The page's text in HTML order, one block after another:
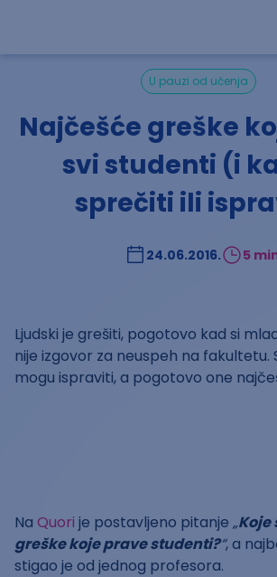
U pauzi od učenja
Najčešće greške
svi studenti (i
sprečiti ili
24.06.2016. 5
Ljudski je grešiti, pogotovo kad si
nije izgovor za neuspeh na fakultetu.
mogu ispraviti, a pogotovo one
Na Quori je postavljeno pitanje „Koje
greške koje prave studenti?“, a
stigao je od jednog profesora.